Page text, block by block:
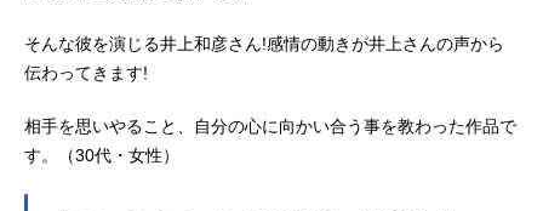
そんな彼を演じる井上和彦さん!感情の動きが井上さんの声から
伝わってきます!
相手を思いやること、自分の心に向かい合う事を教わった作品で
す。（30代・女性）